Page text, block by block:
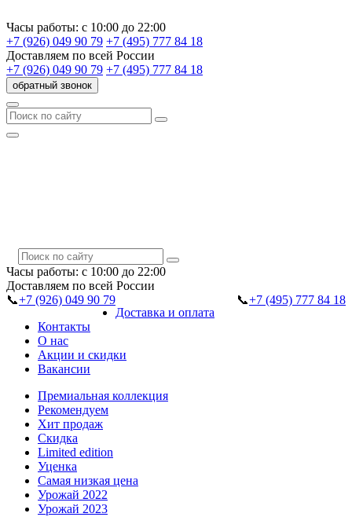
Часы работы: с 10:00 до 22:00
+7 (926) 049 90 79 +7 (495) 777 84 18
Доставляем по всей России
+7 (926) 049 90 79 +7 (495) 777 84 18
обратный звонок
Часы работы: с 10:00 до 22:00
Доставляем по всей России
📞+7 (926) 049 90 79 📞+7 (495) 777 84 18
Доставка и оплата
Контакты
О нас
Акции и скидки
Вакансии
Премиальная коллекция
Рекомендуем
Хит продаж
Скидка
Limited edition
Уценка
Самая низкая цена
Урожай 2022
Урожай 2023